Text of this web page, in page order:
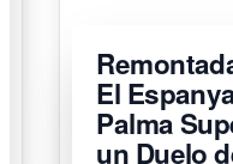
El
Palma
un Duelo